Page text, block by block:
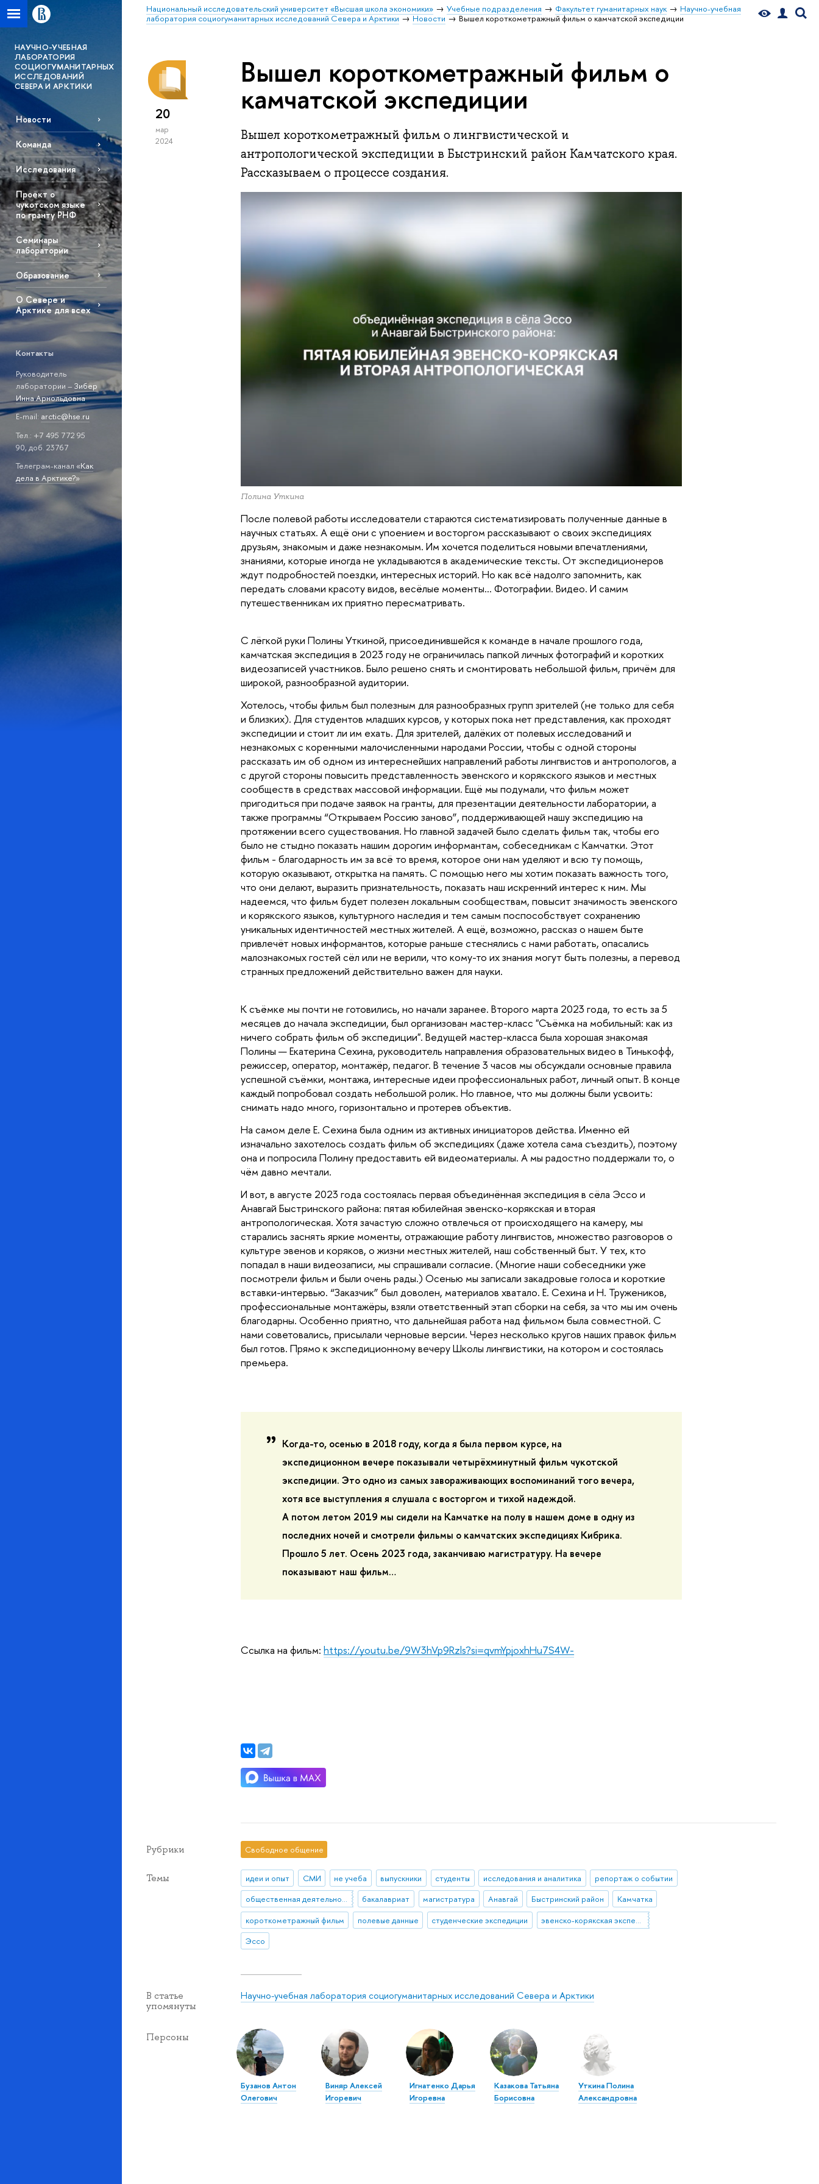
Национальный исследовательский университет «Высшая школа экономики» Учебные подразделения Факультет гуманитарных наук
Научно-учебная
лаборатория социогуманитарных исследований Севера и Арктики
Новости Вышел короткометражный фильм о камчатской экспедиции
НАУЧНО-УЧЕБНАЯ
ЛАБОРАТОРИЯ
СОЦИОГУМАНИТАРНЫХ
ИССЛЕДОВАНИЙ
СЕВЕРА И АРКТИКИ
Новости
Команда
Исследования
Проект о
чукотском языке
по гранту РНФ
Семинары
лаборатории
Образование
О Севере и
Арктике для всех
Контакты
Руководитель
лаборатории – Зибер
Инна Арнольдовна
E-mail: arctic@hse.ru
Тел.: +7 495 772 95
90, доб. 23767
Телеграм-канал «Как
дела в Арктике?»
20
мар
2024
Вышел короткометражный фильм о
камчатской экспедиции
Вышел короткометражный фильм о лингвистической и
антропологической экспедиции в Быстринский район Камчатского края.
Рассказываем о процессе создания.
Полина Уткина
После полевой работы исследователи стараются систематизировать полученные данные в
научных статьях. А ещё они с упоением и восторгом рассказывают о своих экспедициях
друзьям, знакомым и даже незнакомым. Им хочется поделиться новыми впечатлениями,
знаниями, которые иногда не укладываются в академические тексты. От экспедиционеров
ждут подробностей поездки, интересных историй. Но как всё надолго запомнить, как
передать словами красоту видов, весёлые моменты… Фотографии. Видео. И самим
путешественникам их приятно пересматривать.
С лёгкой руки Полины Уткиной, присоединившейся к команде в начале прошлого года,
камчатская экспедиция в 2023 году не ограничилась папкой личных фотографий и коротких
видеозаписей участников. Было решено снять и смонтировать небольшой фильм, причём для
широкой, разнообразной аудитории.
Хотелось, чтобы фильм был полезным для разнообразных групп зрителей (не только для себя
и близких). Для студентов младших курсов, у которых пока нет представления, как проходят
экспедиции и стоит ли им ехать. Для зрителей, далёких от полевых исследований и
незнакомых с коренными малочисленными народами России, чтобы с одной стороны
рассказать им об одном из интереснейших направлений работы лингвистов и антропологов, а
с другой стороны повысить представленность эвенского и корякского языков и местных
сообществ в средствах массовой информации. Ещё мы подумали, что фильм может
пригодиться при подаче заявок на гранты, для презентации деятельности лаборатории, а
также программы “Открываем Россию заново”, поддерживающей нашу экспедицию на
протяжении всего существования. Но главной задачей было сделать фильм так, чтобы его
было не стыдно показать нашим дорогим информантам, собеседникам с Камчатки. Этот
фильм - благодарность им за всё то время, которое они нам уделяют и всю ту помощь,
которую оказывают, открытка на память. С помощью него мы хотим показать важность того,
что они делают, выразить признательность, показать наш искренний интерес к ним. Мы
надеемся, что фильм будет полезен локальным сообществам, повысит значимость эвенского
и корякского языков, культурного наследия и тем самым поспособствует сохранению
уникальных идентичностей местных жителей. А ещё, возможно, рассказ о нашем быте
привлечёт новых информантов, которые раньше стеснялись с нами работать, опасались
малознакомых гостей сёл или не верили, что кому-то их знания могут быть полезны, а перевод
странных предложений действительно важен для науки.
К съёмке мы почти не готовились, но начали заранее. Второго марта 2023 года, то есть за 5
месяцев до начала экспедиции, был организован мастер-класс "Съёмка на мобильный: как из
ничего собрать фильм об экспедиции". Ведущей мастер-класса была хорошая знакомая
Полины — Екатерина Сехина, руководитель направления образовательных видео в Тинькофф,
режиссер, оператор, монтажёр, педагог. В течение 3 часов мы обсуждали основные правила
успешной съёмки, монтажа, интересные идеи профессиональных работ, личный опыт. В конце
каждыйпопробовал создать небольшой ролик. Но главное, что мы должны были усвоить:
снимать надо много, горизонтально и протерев объектив.
На самом деле Е. Сехина была одним из активных инициаторов действа. Именно ей
изначально захотелось создать фильм об экспедициях (даже хотела сама съездить), поэтому
она и попросила Полину предоставить ей видеоматериалы. А мы радостно поддержали то, о
чём давно мечтали.
И вот, в августе 2023 года состоялась первая объединённая экспедиция в сёла Эссо и
Анавгай Быстринского района: пятая юбилейная эвенско-корякская и вторая
антропологическая. Хотя зачастую сложно отвлечься от происходящего на камеру, мы
старались заснять яркие моменты, отражающие работу лингвистов, множество разговоров о
культуре эвенов и коряков, о жизни местных жителей, наш собственный быт. У тех, кто
попадал в наши видеозаписи, мы спрашивали согласие. (Многие наши собеседники уже
посмотрели фильм и были очень рады.) Осенью мы записали закадровые голоса и короткие
вставки-интервью. “Заказчик” был доволен, материалов хватало. Е. Сехина и Н. Тружеников,
профессиональные монтажёры, взяли ответственный этап сборки на себя, за что мы им очень
благодарны. Особенно приятно, что дальнейшая работа над фильмом была совместной. С
нами советовались, присылали черновые версии. Через несколько кругов наших правок фильм
был готов. Прямо к экспедиционному вечеру Школы лингвистики, на котором и состоялась
премьера.
Когда-то, осенью в 2018 году, когда я была первом курсе, на
экспедиционном вечере показывали четырёхминутный фильм чукотской
экспедиции. Это одно из самых завораживающих воспоминаний того вечера,
хотя все выступления я слушала с восторгом и тихой надеждой.
А потом летом 2019 мы сидели на Камчатке на полу в нашем доме в одну из
последних ночей и смотрели фильмы о камчатских экспедициях Кибрика.
Прошло 5 лет. Осень 2023 года, заканчиваю магистратуру. На вечере
показывают наш фильм…
Ссылка на фильм:https://youtu.be/9W3hVp9Rzls?si=qvmYpjoxhHu7S4W-
Рубрики Свободное общение
Темы идеи и опыт СМИ не учеба выпускники студенты исследования и аналитика
репортаж о событии
общественная деятельность
бакалавриат магистратура Анавгай Быстринский район
Камчатка
короткометражный фильм
полевые данные студенческие экспедиции
Эссо
В статье
упомянуты
Научно-учебная лаборатория социогуманитарных исследований Севера и Арктики
Персоны
Бузанов Антон
Олегович
Виняр Алексей
Игоревич
Игнатенко Дарья
Игоревна
Казакова Татьяна
Борисовна
Уткина Полина
Александровна